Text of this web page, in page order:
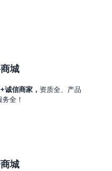
城
信商家， 资质全、产品
全！
城